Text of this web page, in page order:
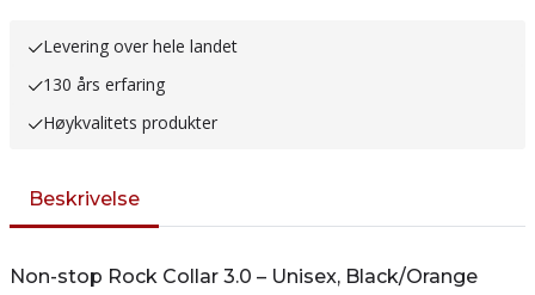
Levering over hele landet
130 års erfaring
Høykvalitets produkter
Beskrivelse
Non-stop Rock Collar 3.0 – Unisex, Black/Orange